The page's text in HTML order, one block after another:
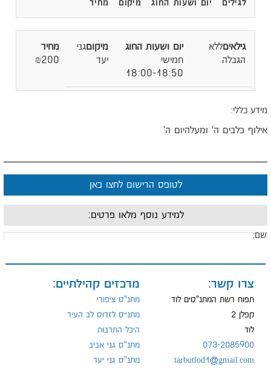
לגילים יום ושעות החוג מיקום מחיר
ללא
הגבלה
חמישי
18:00-18:50
גני
יער
₪200
כללי:
כלבים ה' ומעלהיום ה'
לטופס הרישום לחצו כאן
למידע נוסף מלאו פרטים:
צרו קשר:
תפוח רשת המתנ"סים לוד
קפלן 2
לוד
073-2085900
tarbutlod1@gmail.com
מרכזים קהילתיים:
מתנ"ס ציפורי
מתנ״ס לזרוס לב העיר
היכל התרבות
מתנ"ס גני אביב
מתנ"ס גני יער